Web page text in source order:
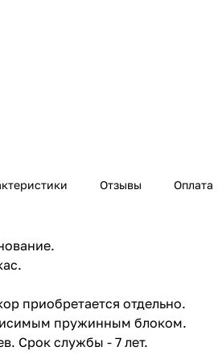
Отзывы Оплата
приобретается отдельно.
пружинным блоком.
Срок службы - 7 лет.